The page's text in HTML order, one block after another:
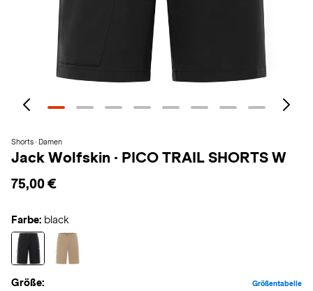
Shorts · Damen
Jack Wolfskin · PICO TRAIL SHORTS W
75,00 €
Farbe: black
Größe: Größentabelle